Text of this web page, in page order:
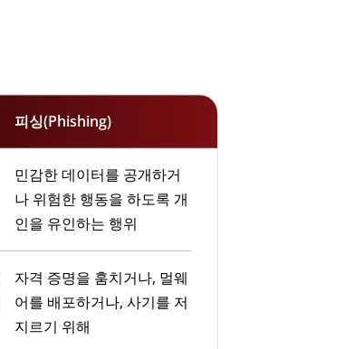
피싱(Phishing)
민감한 데이터를 공개하거
나 위험한 행동을 하도록 개
인을 유인하는 행위
자격 증명을 훔치거나, 멀웨
어를 배포하거나, 사기를 저
지르기 위해